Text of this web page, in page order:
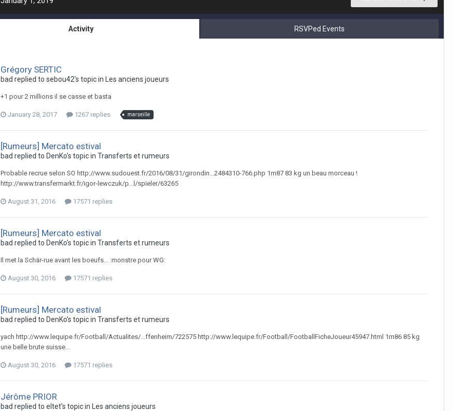
Activity RSVPed Events
Grégory SERTIC
bad replied to sebou42's topic in Les anciens joueurs
+1 pour 2 millions il se casse et basta
January 28, 2017 1267 replies marseille
[Rumeurs] Mercato estival
bad replied to DenKo's topic in Transferts et rumeurs
Probable recrue selon SO http://www.sudouest.fr/2016/08/31/girondin...2484310-766.php 1m87 83 kg un beau morceau !
http://www.transfermarkt.fr/igor-lewczuk/p...l/spieler/63265
August 31, 2016 17571 replies
[Rumeurs] Mercato estival
bad replied to DenKo's topic in Transferts et rumeurs
Il met la Schär-rue avant les boeufs... :monstre pour WG:
August 30, 2016 17571 replies
[Rumeurs] Mercato estival
bad replied to DenKo's topic in Transferts et rumeurs
yach http://www.lequipe.fr/Football/Actualites/...ffenheim/722575 http://www.lequipe.fr/Football/FootballFicheJoueur45947.html 1m86 85 kg
une belle brute suisse...
August 30, 2016 17571 replies
Jérôme PRIOR
bad replied to eltet's topic in Les anciens joueurs